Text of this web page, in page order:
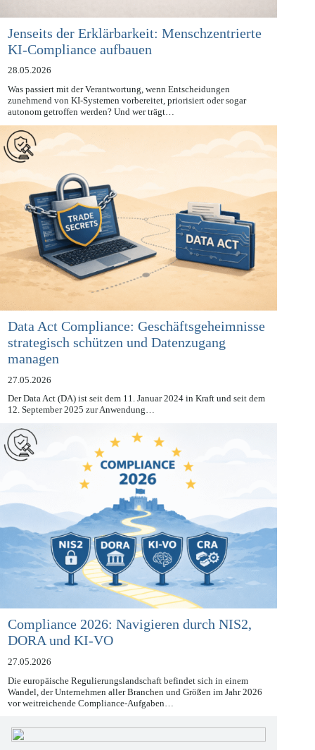
Jenseits der Erklärbarkeit: Menschzentrierte
KI-Compliance aufbauen
28.05.2026
Was passiert mit der Verantwortung, wenn Entscheidungen
zunehmend von KI-Systemen vorbereitet, priorisiert oder sogar
autonom getroffen werden? Und wer trägt…
Data Act Compliance: Geschäftsgeheimnisse
strategisch schützen und Datenzugang
managen
27.05.2026
Der Data Act (DA) ist seit dem 11. Januar 2024 in Kraft und seit dem
12. September 2025 zur Anwendung…
Compliance 2026: Navigieren durch NIS2,
DORA und KI-VO
27.05.2026
Die europäische Regulierungslandschaft befindet sich in einem
Wandel, der Unternehmen aller Branchen und Größen im Jahr 2026
vor weitreichende Compliance-Aufgaben…